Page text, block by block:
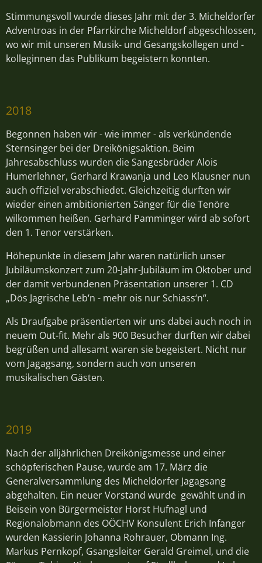
Stimmungsvoll wurde dieses Jahr mit der 3. Micheldorfer
Adventroas in der Pfarrkirche Micheldorf abgeschlossen,
wo wir mit unseren Musik- und Gesangskollegen und -
kolleginnen das Publikum begeistern konnten.
2018
Begonnen haben wir - wie immer - als verkündende
Sternsinger bei der Dreikönigsaktion. Beim
Jahresabschluss wurden die Sangesbrüder Alois
Humerlehner, Gerhard Krawanja und Leo Klausner nun
auch offiziel verabschiedet. Gleichzeitig durften wir
wieder einen ambitionierten Sänger für die Tenöre
wilkommen heißen. Gerhard Pamminger wird ab sofort
den 1. Tenor verstärken.
Höhepunkte in diesem Jahr waren natürlich unser
Jubiläumskonzert zum 20-Jahr-Jubiläum im Oktober und
der damit verbundenen Präsentation unserer 1. CD
„Dös Jagrische Leb‘n - mehr ois nur Schiass‘n“.
Als Draufgabe präsentierten wir uns dabei auch noch in
neuem Out-fit. Mehr als 900 Besucher durften wir dabei
begrüßen und allesamt waren sie begeistert. Nicht nur
vom Jagagsang, sondern auch von unseren
musikalischen Gästen.
2019
Nach der alljährlichen Dreikönigsmesse und einer
schöpferischen Pause, wurde am 17. März die
Generalversammlung des Micheldorfer Jagagsang
abgehalten. Ein neuer Vorstand wurde gewählt und in
Beisein von Bürgermeister Horst Hufnagl und
Regionalobmann des OÖCHV Konsulent Erich Infanger
wurden Kassierin Johanna Rohrauer, Obmann Ing.
Markus Pernkopf, Gsangsleiter Gerald Greimel, und die